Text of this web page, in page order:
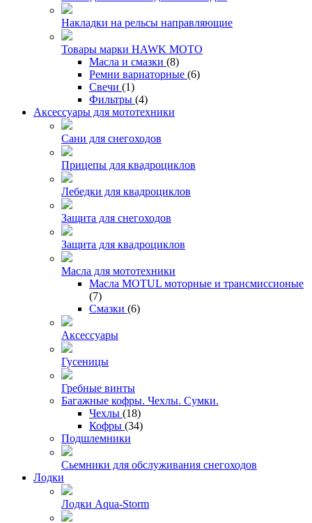
Накладки на рельсы направляющие
Товары марки HAWK MOTO
Масла и смазки (8)
Ремни вариаторные (6)
Свечи (1)
Фильтры (4)
Аксессуары для мототехники
Сани для снегоходов
Прицепы для квадроциклов
Лебедки для квадроциклов
Защита для снегоходов
Защита для квадроциклов
Масла для мототехники
Масла MOTUL моторные и трансмиссионые
(7)
Смазки (6)
Аксессуары
Гусеницы
Гребные винты
Багажные кофры. Чехлы. Сумки.
Чехлы (18)
Кофры (34)
Подшлемники
Сьемники для обслуживания снегоходов
Лодки
Лодки Aqua-Storm